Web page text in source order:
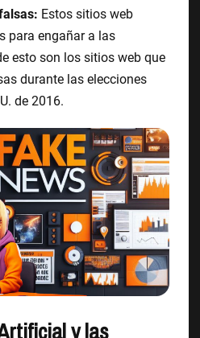
Estos sitios web
para engañar a las
esto son los sitios web que
durante las elecciones
de 2016.
y las